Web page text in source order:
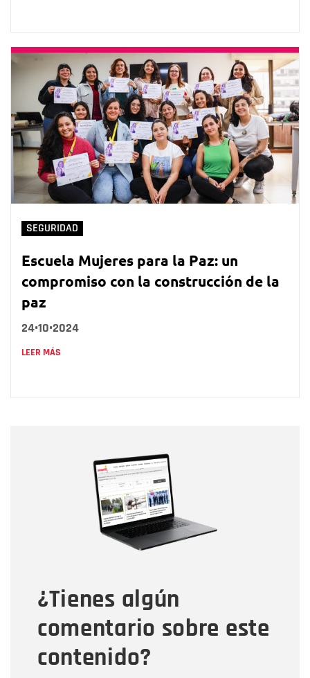
SEGURIDAD
Escuela Mujeres para la Paz: un
compromiso con la construcción de la
paz
24•10•2024
LEER MÁS
¿Tienes algún
comentario sobre este
contenido?
Correo electrónico
Tipo de comentario
Mensaje